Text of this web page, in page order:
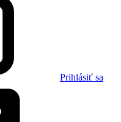
Prihlásiť sa